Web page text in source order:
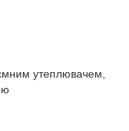
утеплювачем,